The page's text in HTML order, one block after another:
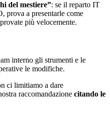
del mestiere”: se il reparto IT
prova a presentarle come
più velocemente.
interno gli strumenti e le
le modifiche.
ci limitiamo a dare
raccomandazione citando le